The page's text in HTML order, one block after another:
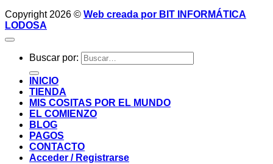
Copyright 2026 © Web creada por BIT INFORMÁTICA
LODOSA
Buscar por:
INICIO
TIENDA
MIS COSITAS POR EL MUNDO
EL COMIENZO
BLOG
PAGOS
CONTACTO
Acceder / Registrarse